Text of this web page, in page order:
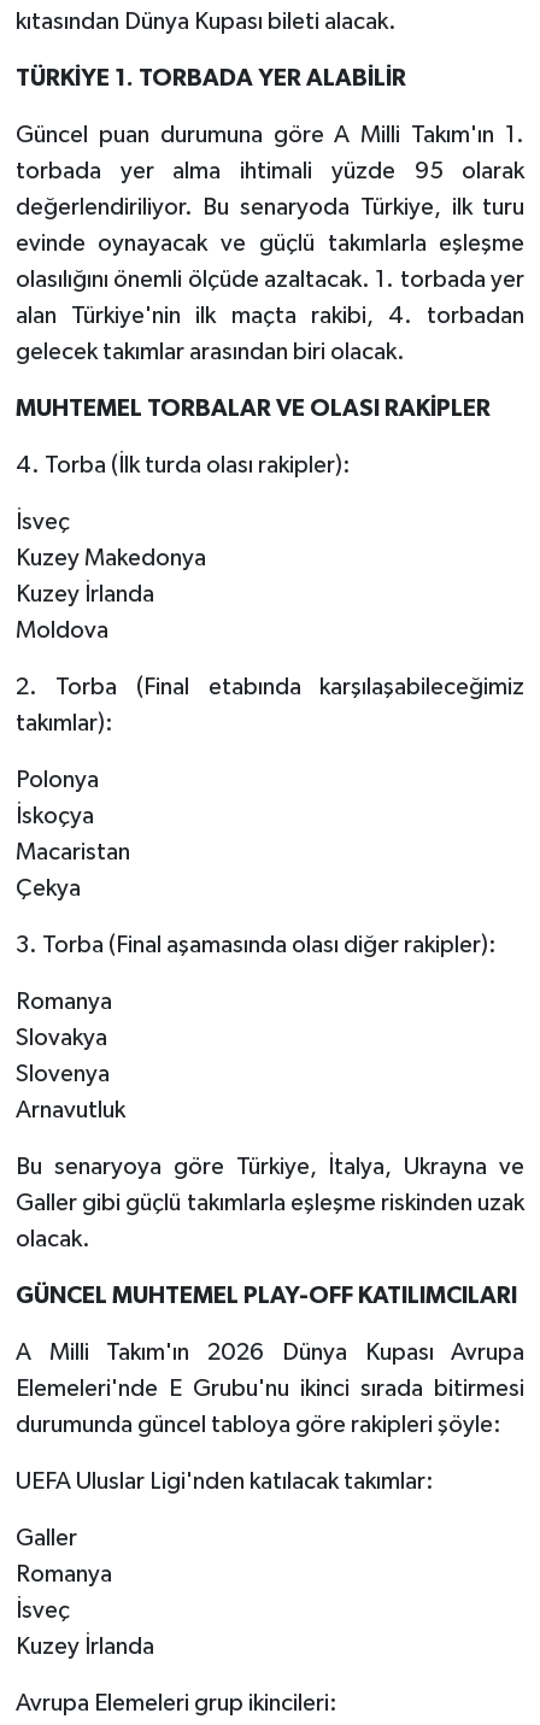
kıtasından Dünya Kupası bileti alacak.
TÜRKİYE 1. TORBADA YER ALABİLİR
Güncel puan durumuna göre A Milli Takım'ın 1.
torbada yer alma ihtimali yüzde 95 olarak
değerlendiriliyor. Bu senaryoda Türkiye, ilk turu
evinde oynayacak ve güçlü takımlarla eşleşme
olasılığını önemli ölçüde azaltacak. 1. torbada yer
alan Türkiye'nin ilk maçta rakibi, 4. torbadan
gelecek takımlar arasından biri olacak.
MUHTEMEL TORBALAR VE OLASI RAKİPLER
4. Torba (İlk turda olası rakipler):
İsveç
Kuzey Makedonya
Kuzey İrlanda
Moldova
2. Torba (Final etabında karşılaşabileceğimiz
takımlar):
Polonya
İskoçya
Macaristan
Çekya
3. Torba (Final aşamasında olası diğer rakipler):
Romanya
Slovakya
Slovenya
Arnavutluk
Bu senaryoya göre Türkiye, İtalya, Ukrayna ve
Galler gibi güçlü takımlarla eşleşme riskinden uzak
olacak.
GÜNCEL MUHTEMEL PLAY-OFF KATILIMCILARI
A Milli Takım'ın 2026 Dünya Kupası Avrupa
Elemeleri'nde E Grubu'nu ikinci sırada bitirmesi
durumunda güncel tabloya göre rakipleri şöyle:
UEFA Uluslar Ligi'nden katılacak takımlar:
Galler
Romanya
İsveç
Kuzey İrlanda
Avrupa Elemeleri grup ikincileri: